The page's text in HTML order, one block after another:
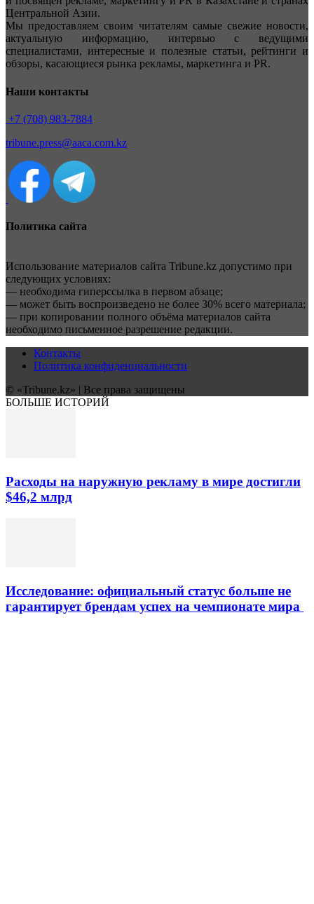
Центральной Азии.
Мы предоставляем своим читателям самые свежие новости,
актуальную информацию, интервью с ведущими
специалистами, интересные и полезные статьи, рейтинги и
обзоры, касающиеся рынка рекламы, маркетинга и PR.
Наши контакты
+7 (708) 983-7884
tribune.press@aaca.com.kz
Политика сайта
Использование материалов сайта Tribune.kz допустимо при
следующих условиях:
— необходима гиперссылка в первом абзаце;
— может быть воспроизведено не более 30% всего материала;
— при копировании полного объёма материалов сайта
необходимо письменное разрешение редакции.
Контакты
Политика конфиденциальности
© «Tribune.kz» | Все права защищены
БОЛЬШЕ ИСТОРИЙ
Расходы на наружную рекламу в мире достигли
$46,2 млрд
Исследование: официальный статус больше не
гарантирует брендам успех на чемпионате мира